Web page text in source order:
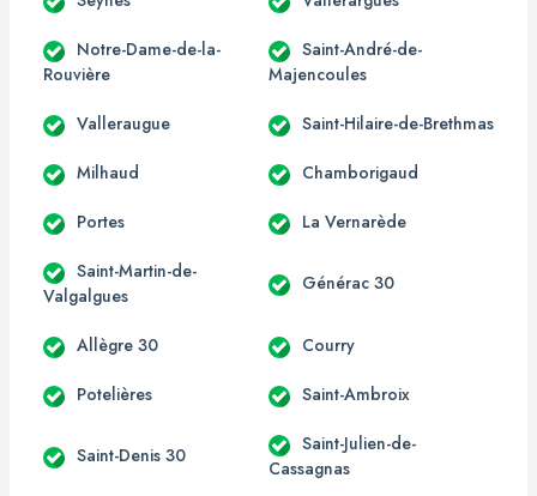
Notre-Dame-de-la-
Rouvière
Saint-André-de-
Majencoules
Valleraugue Saint-Hilaire-de-Brethmas
Milhaud Chamborigaud
Portes La Vernarède
Saint-Martin-de-
Valgalgues
Générac 30
Allègre 30 Courry
Potelières Saint-Ambroix
Saint-Denis 30
Saint-Julien-de-
Cassagnas